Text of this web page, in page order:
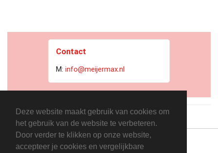
Deze website maakt gebruik van cookies om
het gebruik van de website te verbeteren.
Door verder te klikken op onze website,
accepteer je cookies en vergelijkbare
Contact
M: info@meijermax.nl